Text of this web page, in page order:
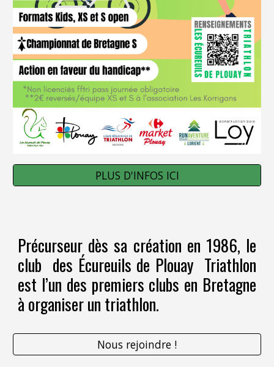
PLUS D'INFOS ICI
Précurseur dès sa création en 1986, le
club des Écureuils de Plouay Triathlon
est l’un des premiers clubs en Bretagne
à organiser un triathlon.
Nous rejoindre !